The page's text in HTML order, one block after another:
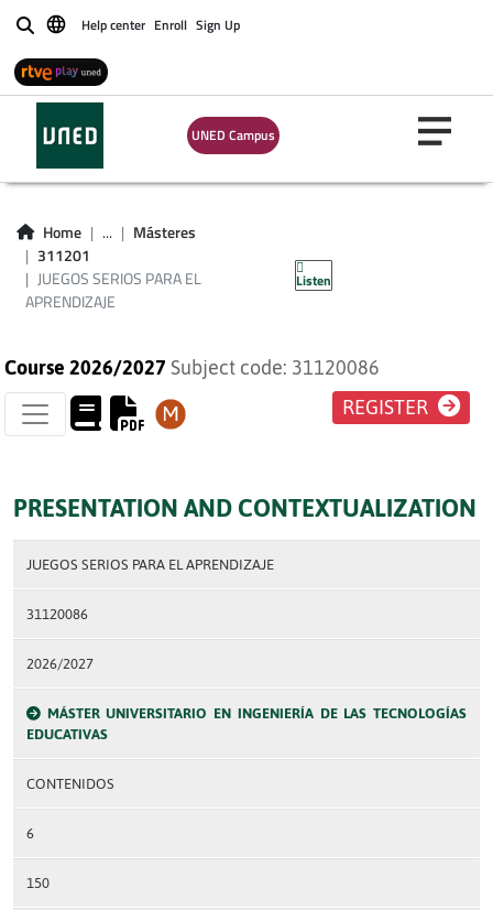
BuscarHelp center Enroll Sign Up
UNED Campus
Home ...
Másteres
311201
JUEGOS SERIOS PARA EL
APRENDIZAJE
Listen
JUEGOS SERIOS
PARA EL
APRENDIZAJE
Course 2026/2027 Subject code: 31120086
REGISTER
PRESENTATION AND CONTEXTUALIZATION
JUEGOS SERIOS PARA EL APRENDIZAJE
31120086
2026/2027
MÁSTER UNIVERSITARIO EN INGENIERÍA DE LAS TECNOLOGÍAS
EDUCATIVAS
CONTENIDOS
6
150